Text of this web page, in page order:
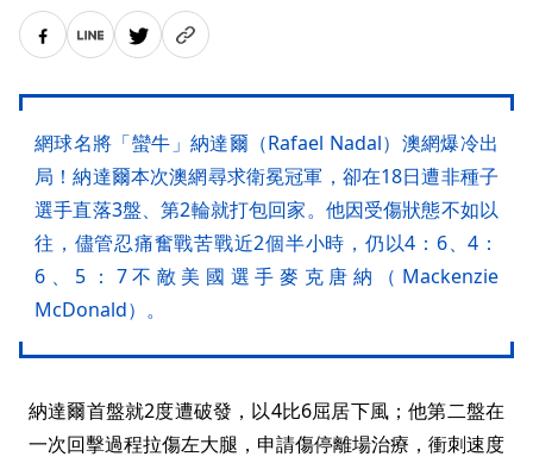
網球名將「蠻牛」納達爾（Rafael Nadal）澳網爆冷出
局！納達爾本次澳網尋求衛冕冠軍，卻在18日遭非種子
選手直落3盤、第2輪就打包回家。他因受傷狀態不如以
往，儘管忍痛奮戰苦戰近2個半小時，仍以4：6、4：
6、5：7不敵美國選手麥克唐納（Mackenzie
McDonald）。
納達爾首盤就2度遭破發，以4比6屈居下風；他第二盤在
一次回擊過程拉傷左大腿，申請傷停離場治療，衝刺速度